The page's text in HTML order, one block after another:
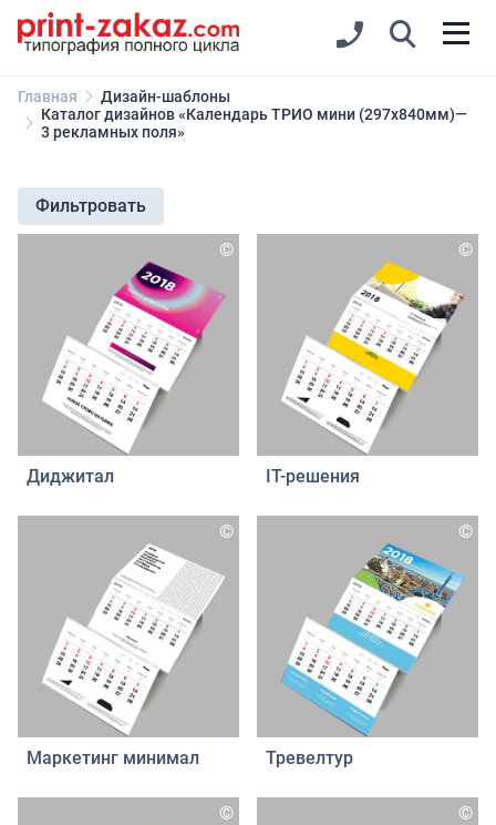
Главная
Дизайн-шаблоны
Каталог дизайнов «Календарь ТРИО мини (297х840мм)—
3 рекламных поля»
Фильтровать
©
Диджитал
©
IT-решения
©
Маркетинг минимал
©
Тревелтур
© ©